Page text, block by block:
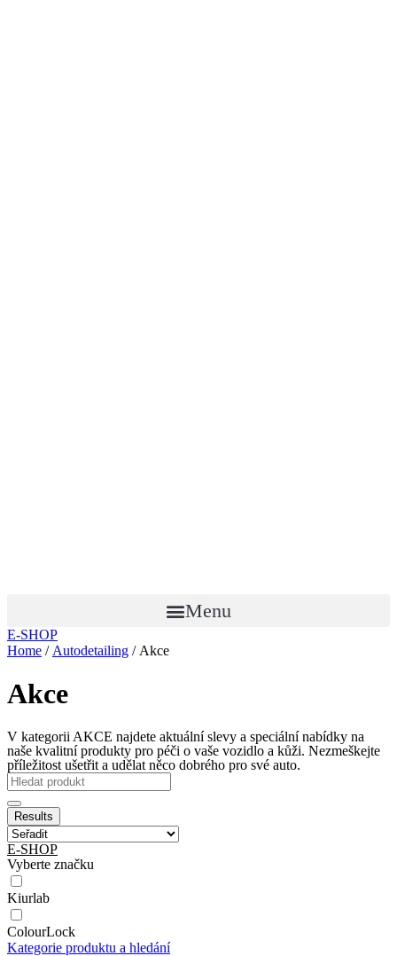
Menu
E-SHOP
Home / Autodetailing / Akce
Akce
V kategorii AKCE najdete aktuální slevy a speciální nabídky na
naše kvalitní produkty pro péči o vaše vozidlo a kůži. Nezmeškejte
příležitost ušetřit a udělat něco dobrého pro své auto.
Results
E-SHOP
Vyberte značku
Kiurlab
ColourLock
Kategorie produktu a hledání